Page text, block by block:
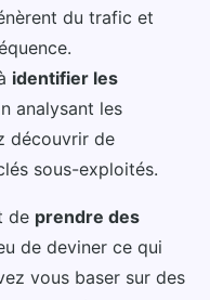
du trafic et
identifier les
analysant les
découvrir de
sous-exploités.
de prendre des
de deviner ce qui
vous baser sur des